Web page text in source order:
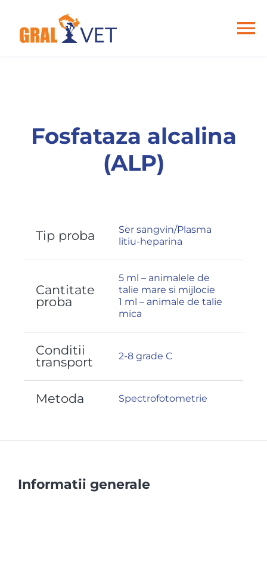
content
Contact
Fosfataza alcalina
(ALP)
Tip proba
Ser sangvin/Plasma
litiu-heparina
Cantitate
proba
5 ml – animalele de
talie mare si mijlocie
1 ml – animale de talie
mica
Conditii
transport
2-8 grade C
Metoda Spectrofotometrie
Informatii generale